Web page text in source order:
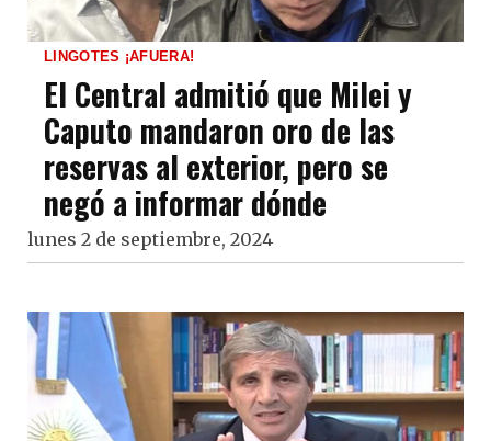
LINGOTES ¡AFUERA!
El Central admitió que Milei y
Caputo mandaron oro de las
reservas al exterior, pero se
negó a informar dónde
lunes 2 de septiembre, 2024